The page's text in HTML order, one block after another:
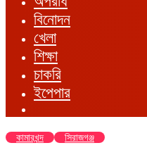
বিনোদন
খেলা
শিক্ষা
চাকরি
ইপেপার
কামারখন্দ সিরাজগঞ্জ